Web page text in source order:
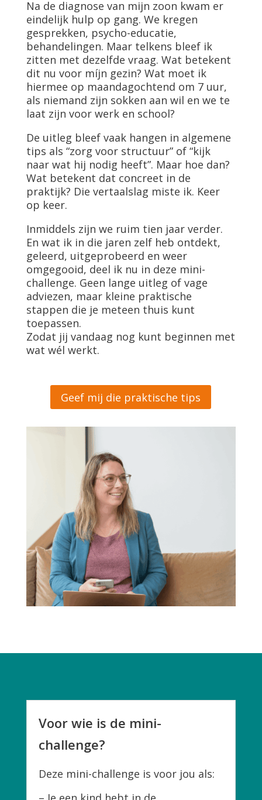
Na de diagnose van mijn zoon kwam er
eindelijk hulp op gang. We kregen
gesprekken, psycho-educatie,
behandelingen. Maar telkens bleef ik
zitten met dezelfde vraag. Wat betekent
dit nu voor míjn gezin? Wat moet ik
hiermee op maandagochtend om 7 uur,
als niemand zijn sokken aan wil en we te
laat zijn voor werk en school?
De uitleg bleef vaak hangen in algemene
tips als “zorg voor structuur” of “kijk
naar wat hij nodig heeft”. Maar hoe dan?
Wat betekent dat concreet in de
praktijk? Die vertaalslag miste ik. Keer
op keer.
Inmiddels zijn we ruim tien jaar verder.
En wat ik in die jaren zelf heb ontdekt,
geleerd, uitgeprobeerd en weer
omgegooid, deel ik nu in deze mini-
challenge. Geen lange uitleg of vage
adviezen, maar kleine praktische
stappen die je meteen thuis kunt
toepassen.
Zodat jij vandaag nog kunt beginnen met
wat wél werkt.
Geef mij die praktische tips
Voor wie is de mini-
challenge?
Deze mini-challenge is voor jou als: